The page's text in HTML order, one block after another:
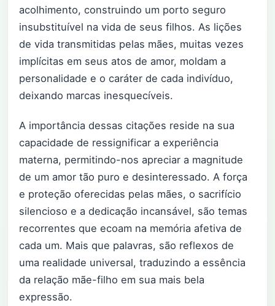
acolhimento, construindo um porto seguro
insubstituível na vida de seus filhos. As lições
de vida transmitidas pelas mães, muitas vezes
implícitas em seus atos de amor, moldam a
personalidade e o caráter de cada indivíduo,
deixando marcas inesquecíveis.
A importância dessas citações reside na sua
capacidade de ressignificar a experiência
materna, permitindo-nos apreciar a magnitude
de um amor tão puro e desinteressado. A força
e proteção oferecidas pelas mães, o sacrifício
silencioso e a dedicação incansável, são temas
recorrentes que ecoam na memória afetiva de
cada um. Mais que palavras, são reflexos de
uma realidade universal, traduzindo a essência
da relação mãe-filho em sua mais bela
expressão.